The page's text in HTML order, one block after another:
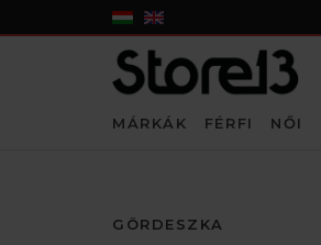
MÁRKÁK FÉRFI NŐI
GÖRDESZKA